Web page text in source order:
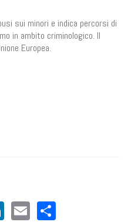
sui minori e indica percorsi di
in ambito criminologico. Il
Europea.
LinkedIn
Email